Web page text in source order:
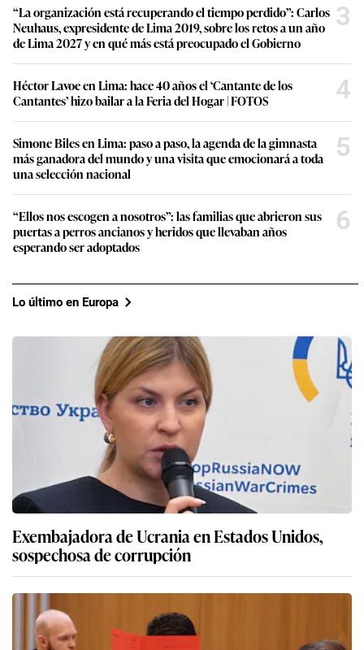
“La organización está recuperando el tiempo perdido”: Carlos
Neuhaus, expresidente de Lima 2019, sobre los retos a un año
de Lima 2027 y en qué más está preocupado el Gobierno
3
Héctor Lavoe en Lima: hace 40 años el ‘Cantante de los
Cantantes’ hizo bailar a la Feria del Hogar | FOTOS
4
Simone Biles en Lima: paso a paso, la agenda de la gimnasta
más ganadora del mundo y una visita que emocionará a toda
una selección nacional
5
“Ellos nos escogen a nosotros”: las familias que abrieron sus
puertas a perros ancianos y heridos que llevaban años
esperando ser adoptados
6
Lo último en Europa
Exembajadora de Ucrania en Estados Unidos,
sospechosa de corrupción